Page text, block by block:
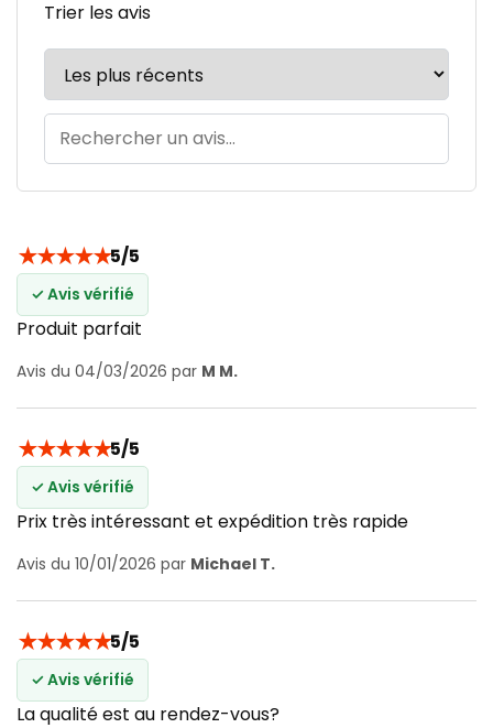
Trier les avis
★★★★★5/5
✓ Avis vérifié
Produit parfait
Avis du 04/03/2026 par M M.
★★★★★5/5
✓ Avis vérifié
Prix très intéressant et expédition très rapide
Avis du 10/01/2026 par Michael T.
★★★★★5/5
✓ Avis vérifié
La qualité est au rendez-vous?